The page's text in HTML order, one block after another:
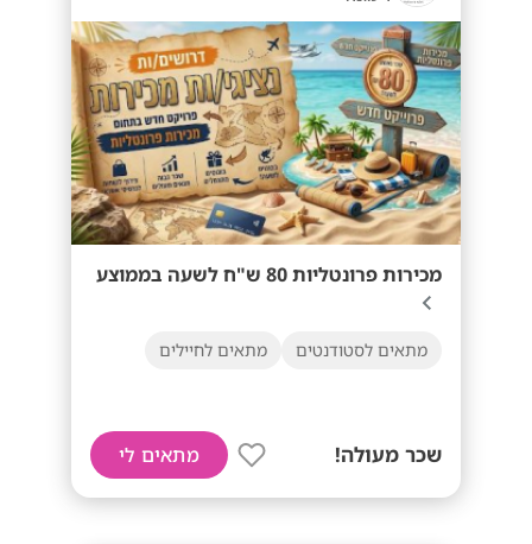
מכירות פרונטליות 80 ש"ח לשעה בממוצע
מתאים לסטודנטים מתאים לחיילים
שכר מעולה! מתאים לי